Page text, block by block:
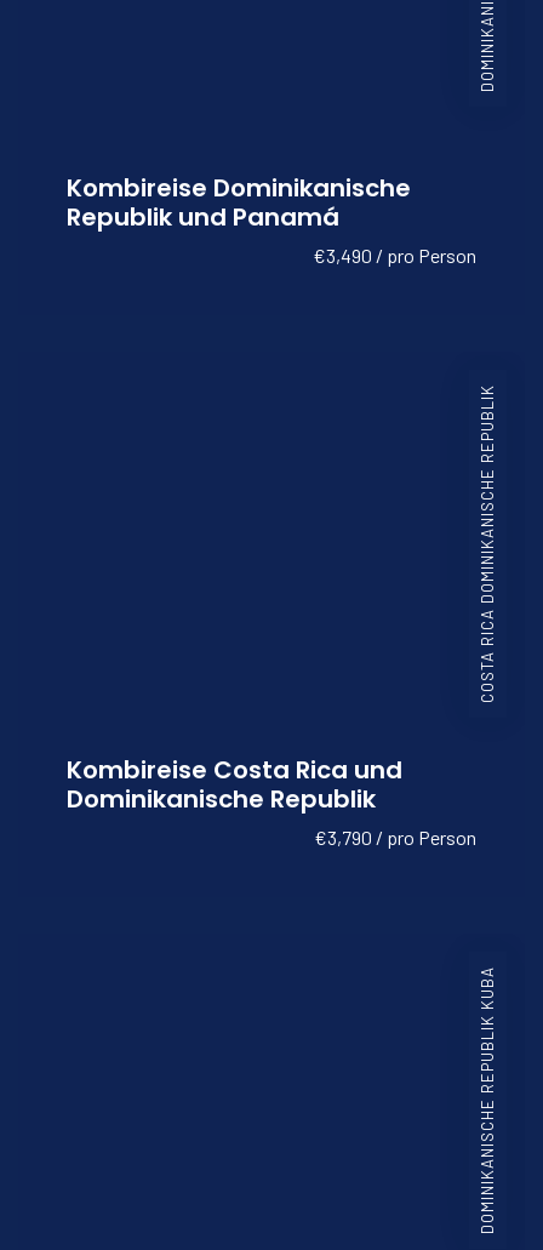
Kombireise Dominikanische
Republik und Panamá
€3,490 / pro Person
COSTA RICA DOMINIKANISCHE REPUBLIK
Kombireise Costa Rica und
Dominikanische Republik
€3,790 / pro Person
DOMINIKANISCHE REPUBLIK KUBA